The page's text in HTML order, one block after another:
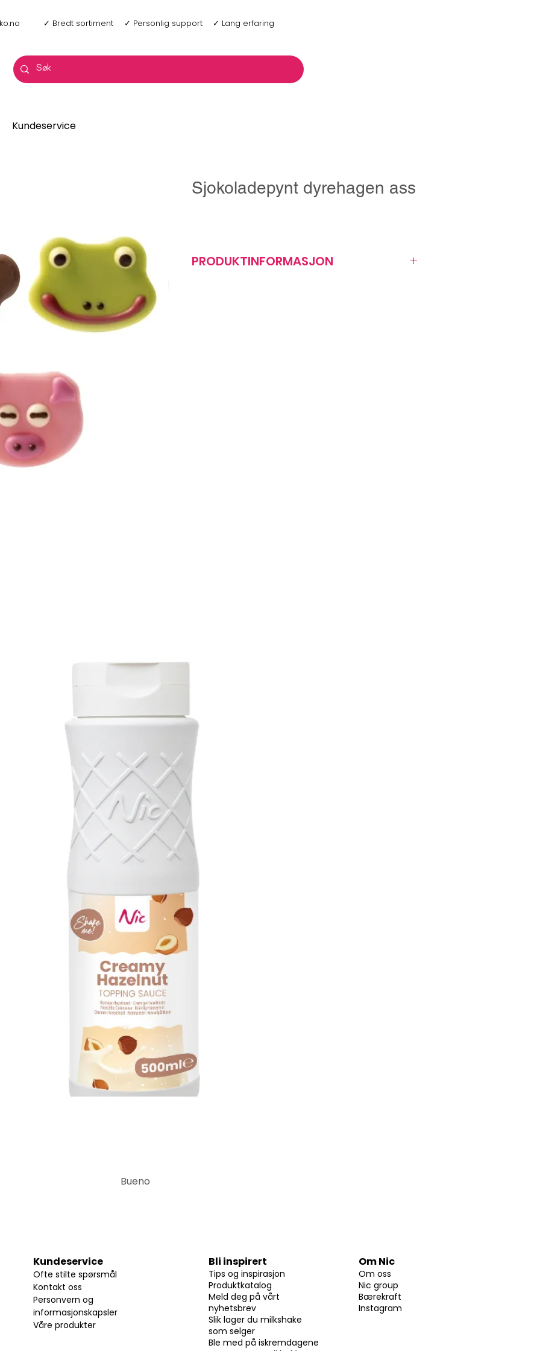
✓ Bredt sortiment ✓ Personlig support ✓ Lang erfaring
Kundeservice
Sjokoladepynt dyrehagen ass
PRODUKTINFORMASJON
Bueno
Kundeservice
Ofte stilte spørsmål
Kontakt oss
Personvern og
informasjonskapsler
Våre produkter
Bli inspirert
Tips og inspirasjon
Produktkatalog
Meld deg på vårt
nyhetsbrev
Slik lager du milkshake
som selger
Ble med på iskremdagene
Om Nic
Om oss
Nic group
Bærekraft
Instagram